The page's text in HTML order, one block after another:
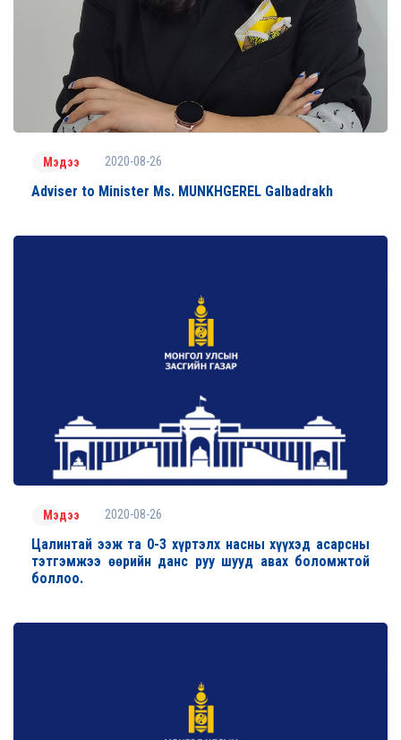
Мэдээ 2020-08-26
Adviser to Minister Ms. MUNKHGEREL Galbadrakh
Мэдээ 2020-08-26
Цалинтай ээж та 0-3 хүртэлх насны хүүхэд асарсны
тэтгэмжээ өөрийн данс руу шууд авах боломжтой
боллоо.